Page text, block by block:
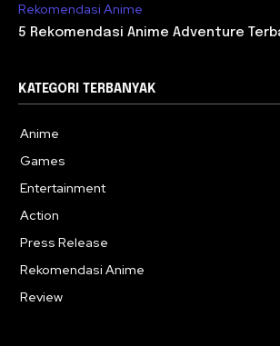
Rekomendasi Anime
5 Rekomendasi Anime Adventure
KATEGORI TERBANYAK
Anime
Games
Entertainment
Action
Press Release
Rekomendasi Anime
Review